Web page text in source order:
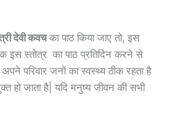
देवी कवचका पाठ किया जाए तो, इस
इस स्तोत्र का पाठ प्रतिदिन करने से
परिवार जनों का स्वस्थ्य ठीक रहता है
हो जाता है| यदि मनुष्य जीवन की सभी